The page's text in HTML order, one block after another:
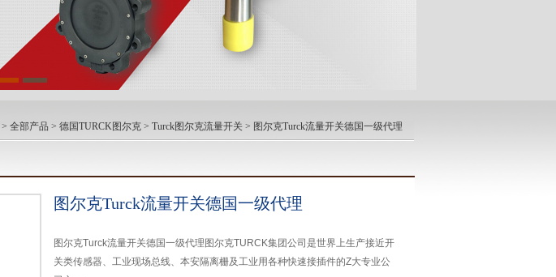
> 全部产品 > 德国TURCK图尔克 > Turck图尔克流量开关 > 图尔克Turck流量开关德国一级代理
图尔克Turck流量开关德国一级代理
图尔克Turck流量开关德国一级代理图尔克TURCK集团公司是世界上生产接近开
关类传感器、工业现场总线、本安隔离栅及工业用各种快速接插件的Z大专业公